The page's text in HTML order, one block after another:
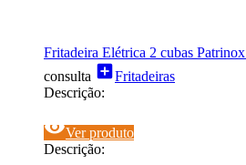
Fritadeira Elétrica 2 cubas Patrinox
consulta add_boxFritadeiras
Descrição:
visibilityVer produto
Descrição: